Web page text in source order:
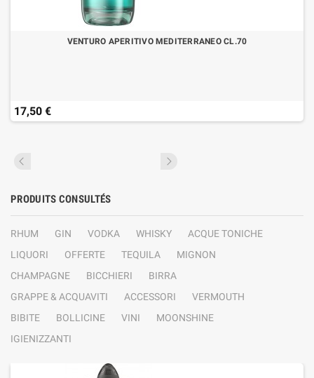
VENTURO APERITIVO MEDITERRANEO CL.70
17,50 €
PRODUITS CONSULTÉS
RHUM GIN VODKA WHISKY
ACQUE TONICHE
LIQUORI
OFFERTE TEQUILA
MIGNON
CHAMPAGNE
BICCHIERI
BIRRA
GRAPPE & ACQUAVITI
ACCESSORI
VERMOUTH
BIBITE
BOLLICINE VINI
MOONSHINE
IGIENIZZANTI